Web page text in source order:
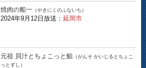
焼肉の船一 （やきにくのふないち）
2024年9月12日放送： 延岡市
元祖 貝汁とちょこっと鮨 （がんそ かいじるとちょこ
っとずし）